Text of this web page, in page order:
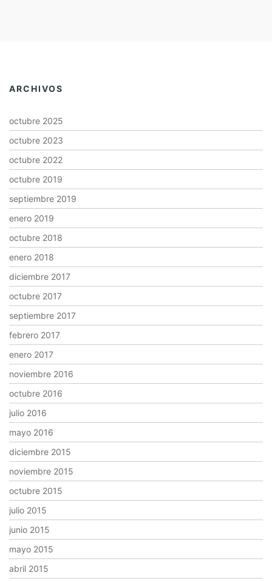
ARCHIVOS
octubre 2025
octubre 2023
octubre 2022
octubre 2019
septiembre 2019
enero 2019
octubre 2018
enero 2018
diciembre 2017
octubre 2017
septiembre 2017
febrero 2017
enero 2017
noviembre 2016
octubre 2016
julio 2016
mayo 2016
diciembre 2015
noviembre 2015
octubre 2015
julio 2015
junio 2015
mayo 2015
abril 2015